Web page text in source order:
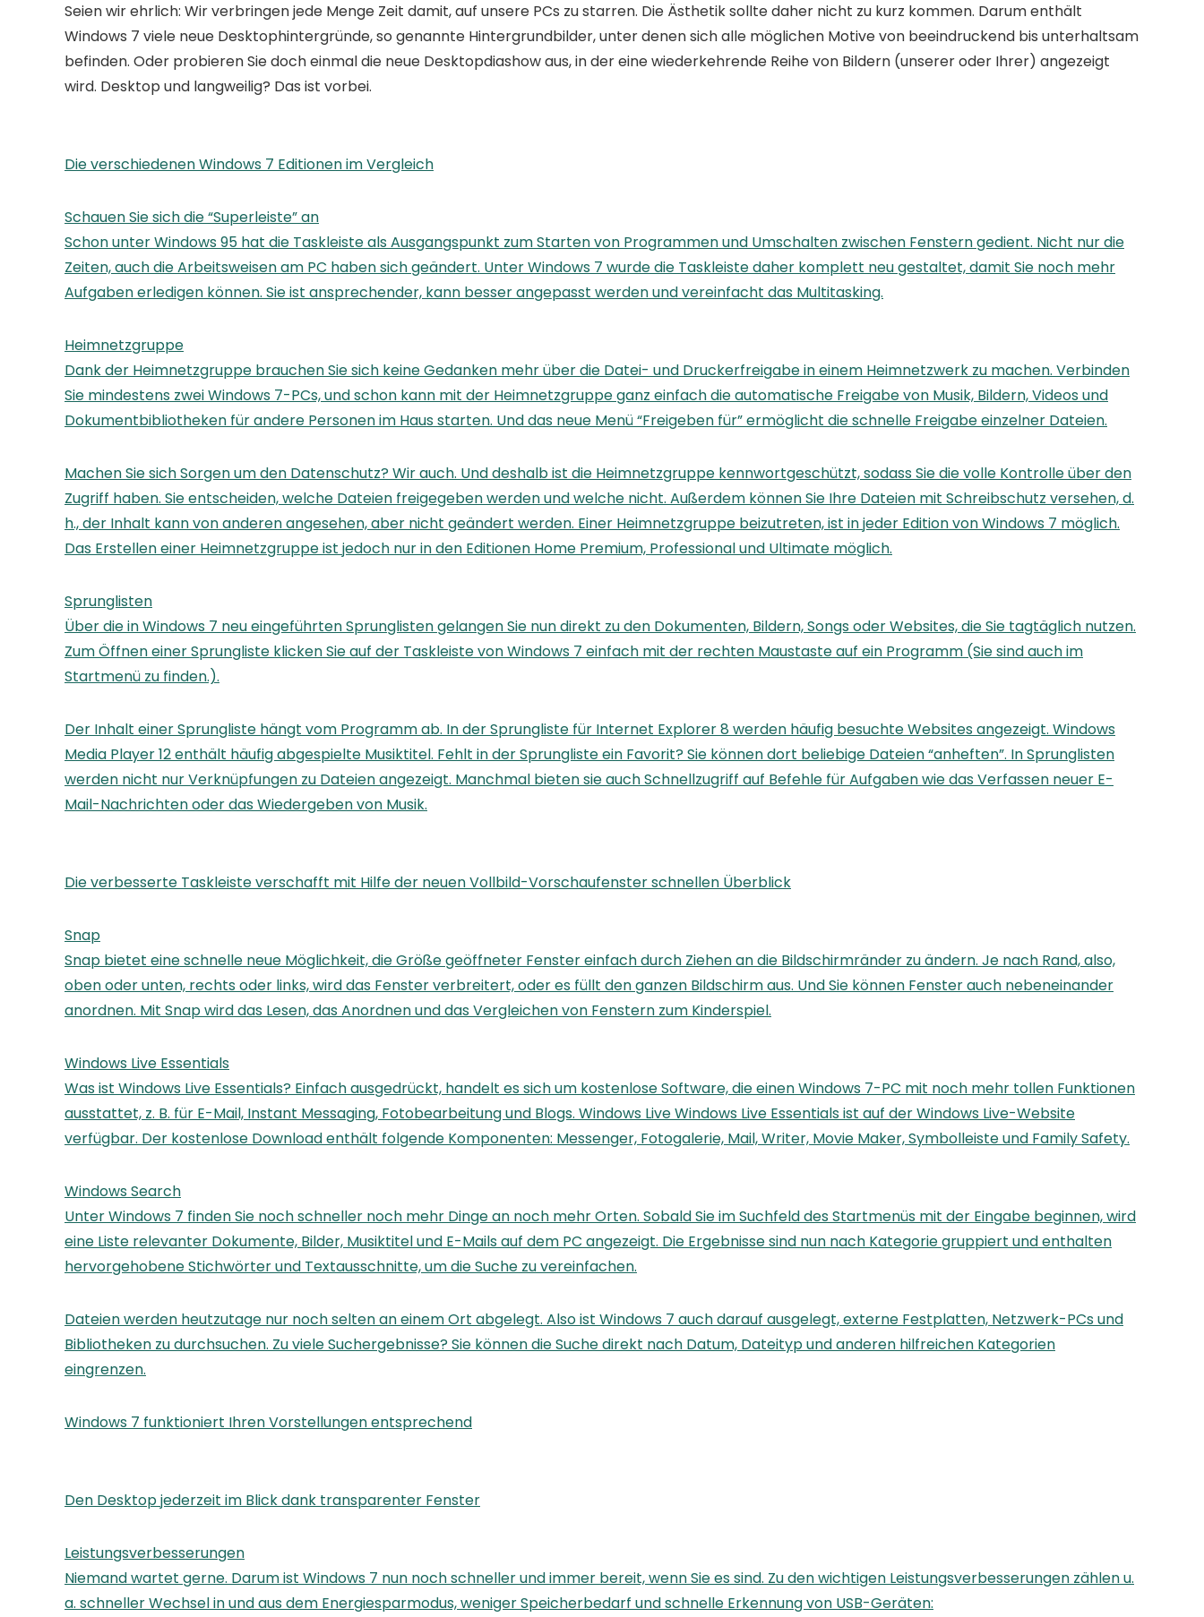
Seien wir ehrlich: Wir verbringen jede Menge Zeit damit, auf unsere PCs zu starren. Die Ästhetik sollte daher nicht zu kurz kommen. Darum enthält
Windows 7 viele neue Desktophintergründe, so genannte Hintergrundbilder, unter denen sich alle möglichen Motive von beeindruckend bis unterhaltsam
befinden. Oder probieren Sie doch einmal die neue Desktopdiashow aus, in der eine wiederkehrende Reihe von Bildern (unserer oder Ihrer) angezeigt
wird. Desktop und langweilig? Das ist vorbei.
Die verschiedenen Windows 7 Editionen im Vergleich
Schauen Sie sich die “Superleiste” an
Schon unter Windows 95 hat die Taskleiste als Ausgangspunkt zum Starten von Programmen und Umschalten zwischen Fenstern gedient. Nicht nur die
Zeiten, auch die Arbeitsweisen am PC haben sich geändert. Unter Windows 7 wurde die Taskleiste daher komplett neu gestaltet, damit Sie noch mehr
Aufgaben erledigen können. Sie ist ansprechender, kann besser angepasst werden und vereinfacht das Multitasking.
Heimnetzgruppe
Dank der Heimnetzgruppe brauchen Sie sich keine Gedanken mehr über die Datei- und Druckerfreigabe in einem Heimnetzwerk zu machen. Verbinden
Sie mindestens zwei Windows 7-PCs, und schon kann mit der Heimnetzgruppe ganz einfach die automatische Freigabe von Musik, Bildern, Videos und
Dokumentbibliotheken für andere Personen im Haus starten. Und das neue Menü “Freigeben für” ermöglicht die schnelle Freigabe einzelner Dateien.
Machen Sie sich Sorgen um den Datenschutz? Wir auch. Und deshalb ist die Heimnetzgruppe kennwortgeschützt, sodass Sie die volle Kontrolle über den
Zugriff haben. Sie entscheiden, welche Dateien freigegeben werden und welche nicht. Außerdem können Sie Ihre Dateien mit Schreibschutz versehen, d.
h., der Inhalt kann von anderen angesehen, aber nicht geändert werden. Einer Heimnetzgruppe beizutreten, ist in jeder Edition von Windows 7 möglich.
Das Erstellen einer Heimnetzgruppe ist jedoch nur in den Editionen Home Premium, Professional und Ultimate möglich.
Sprunglisten
Über die in Windows 7 neu eingeführten Sprunglisten gelangen Sie nun direkt zu den Dokumenten, Bildern, Songs oder Websites, die Sie tagtäglich nutzen.
Zum Öffnen einer Sprungliste klicken Sie auf der Taskleiste von Windows 7 einfach mit der rechten Maustaste auf ein Programm (Sie sind auch im
Startmenü zu finden.).
Der Inhalt einer Sprungliste hängt vom Programm ab. In der Sprungliste für Internet Explorer 8 werden häufig besuchte Websites angezeigt. Windows
Media Player 12 enthält häufig abgespielte Musiktitel. Fehlt in der Sprungliste ein Favorit? Sie können dort beliebige Dateien “anheften”. In Sprunglisten
werden nicht nur Verknüpfungen zu Dateien angezeigt. Manchmal bieten sie auch Schnellzugriff auf Befehle für Aufgaben wie das Verfassen neuer E-
Mail-Nachrichten oder das Wiedergeben von Musik.
Die verbesserte Taskleiste verschafft mit Hilfe der neuen Vollbild-Vorschaufenster schnellen Überblick
Snap
Snap bietet eine schnelle neue Möglichkeit, die Größe geöffneter Fenster einfach durch Ziehen an die Bildschirmränder zu ändern. Je nach Rand, also,
oben oder unten, rechts oder links, wird das Fenster verbreitert, oder es füllt den ganzen Bildschirm aus. Und Sie können Fenster auch nebeneinander
anordnen. Mit Snap wird das Lesen, das Anordnen und das Vergleichen von Fenstern zum Kinderspiel.
Windows Live Essentials
Was ist Windows Live Essentials? Einfach ausgedrückt, handelt es sich um kostenlose Software, die einen Windows 7-PC mit noch mehr tollen Funktionen
ausstattet, z. B. für E-Mail, Instant Messaging, Fotobearbeitung und Blogs. Windows Live Windows Live Essentials ist auf der Windows Live-Website
verfügbar. Der kostenlose Download enthält folgende Komponenten: Messenger, Fotogalerie, Mail, Writer, Movie Maker, Symbolleiste und Family Safety.
Windows Search
Unter Windows 7 finden Sie noch schneller noch mehr Dinge an noch mehr Orten. Sobald Sie im Suchfeld des Startmenüs mit der Eingabe beginnen, wird
eine Liste relevanter Dokumente, Bilder, Musiktitel und E-Mails auf dem PC angezeigt. Die Ergebnisse sind nun nach Kategorie gruppiert und enthalten
hervorgehobene Stichwörter und Textausschnitte, um die Suche zu vereinfachen.
Dateien werden heutzutage nur noch selten an einem Ort abgelegt. Also ist Windows 7 auch darauf ausgelegt, externe Festplatten, Netzwerk-PCs und
Bibliotheken zu durchsuchen. Zu viele Suchergebnisse? Sie können die Suche direkt nach Datum, Dateityp und anderen hilfreichen Kategorien
eingrenzen.
Windows 7 funktioniert Ihren Vorstellungen entsprechend
Den Desktop jederzeit im Blick dank transparenter Fenster
Leistungsverbesserungen
Niemand wartet gerne. Darum ist Windows 7 nun noch schneller und immer bereit, wenn Sie es sind. Zu den wichtigen Leistungsverbesserungen zählen u.
a. schneller Wechsel in und aus dem Energiesparmodus, weniger Speicherbedarf und schnelle Erkennung von USB-Geräten: